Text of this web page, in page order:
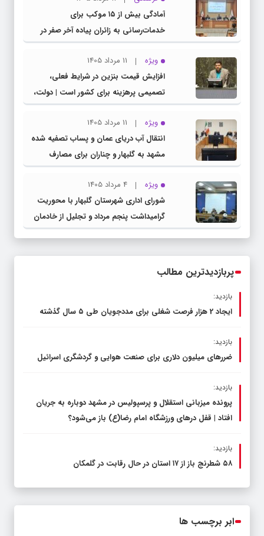
آمادگی بیش از ۱۵ موکب برای
خدمات‌رسانی به زائران پیاده آخر صفر در
شهرستان چناران
ویژه
11 مرداد 1405
افزایش قیمت بنزین در شرایط فعلی،
تصمیمی پرهزینه برای کشور است | دولت،
قاچاق سوخت و عوامل اصلی ناترازی را
محدود کند، نه سفره مردم
ویژه
11 مرداد 1405
انتقال آب دریای عمان و پساب تصفیه شده
مشهد به گلبهار و چناران برای مصارف
صنعتی و کشاورزی | لزوم تسریع در اجرای
پروژه‌های قطار و آزادراه مشهد- گلبهار-
چناران
ویژه
4 مرداد 1405
شورای اداری شهرستان گلبهار با محوریت
گرامیداشت پنجم مرداد و تجلیل از خادمان
عرصه نماز برگزار شد
پربازدیدترین مطالب
بازدید:
ایجاد 2 هزار فرصت شغلی برای مددجویان طی ۵ سال گذشته
بازدید:
ضررهای میلیون دلاری برای صنعت هوایی و گردشگری اسرائیل
بازدید:
پرونده میزبانی استقلال و پرسپولیس در مشهد دوباره به جریان
افتاد | قفل در‌های ورزشگاه امام رضا(ع) باز می‌شود؟
بازدید:
۵۸ شطرنج‌ باز از ۱۷ استان در حال رقابت در گلمکان
ابر برچسب ها